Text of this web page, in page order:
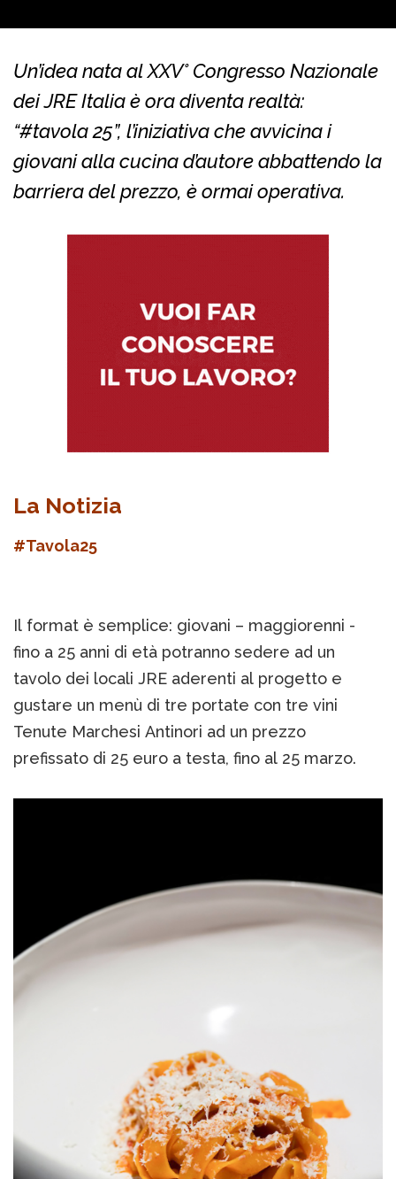
Un’idea nata al XXV° Congresso Nazionale
dei JRE Italia è ora diventa realtà:
“#tavola 25”, l’iniziativa che avvicina i
giovani alla cucina d’autore abbattendo la
barriera del prezzo, è ormai operativa.
La Notizia
#Tavola25
Il format è semplice: giovani – maggiorenni -
fino a 25 anni di età potranno sedere ad un
tavolo dei locali JRE aderenti al progetto e
gustare un menù di tre portate con tre vini
Tenute Marchesi Antinori ad un prezzo
prefissato di 25 euro a testa, fino al 25 marzo.